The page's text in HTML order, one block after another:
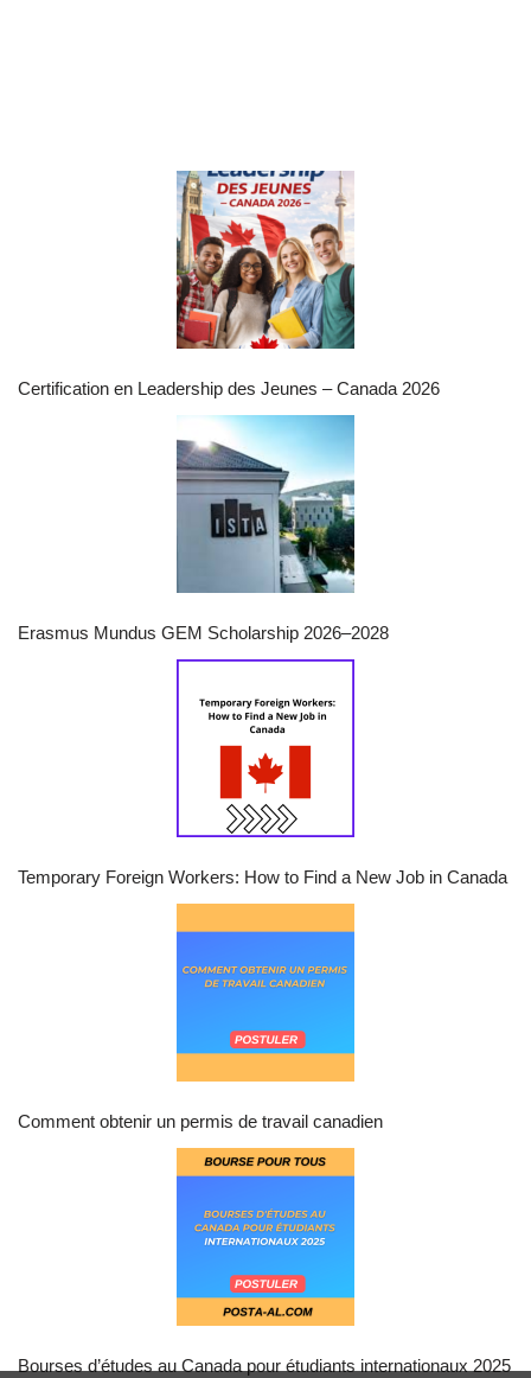
Certification en Leadership des Jeunes – Canada 2026
Erasmus Mundus GEM Scholarship 2026–2028
Temporary Foreign Workers: How to Find a New Job in Canada
Comment obtenir un permis de travail canadien
Bourses d’études au Canada pour étudiants internationaux 2025